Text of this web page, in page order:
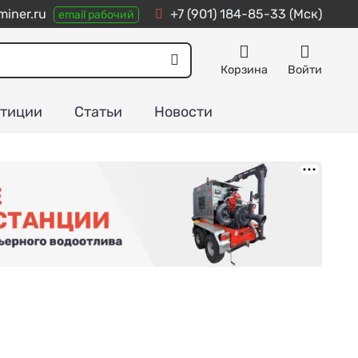
email рабочий +7 (901) 184-85-33 (Мск)
Корзина Войти
Статьи Новости